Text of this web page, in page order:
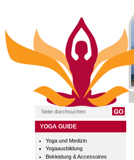
YOGA GUIDE
Yoga und Medizin
Yogaausbildung
Bekleidung & Accessoires